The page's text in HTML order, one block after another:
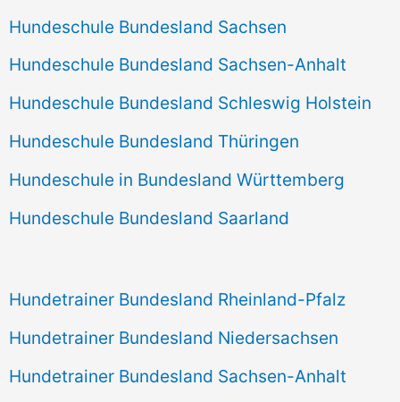
Hundeschule Bundesland Sachsen
Hundeschule Bundesland Sachsen-Anhalt
Hundeschule Bundesland Schleswig Holstein
Hundeschule Bundesland Thüringen
Hundeschule in Bundesland Württemberg
Hundeschule Bundesland Saarland
Hundetrainer Bundesland Rheinland-Pfalz
Hundetrainer Bundesland Niedersachsen
Hundetrainer Bundesland Sachsen-Anhalt